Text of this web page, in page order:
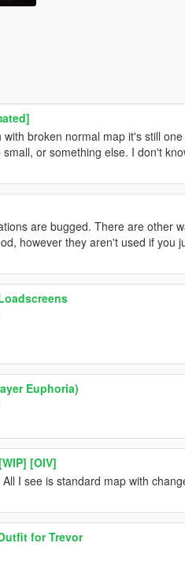
broken normal map it's still
or something else. I don't
are bugged. There are other
however they aren't used if you
Euphoria)
[OIV]
I see is standard map with
for Trevor